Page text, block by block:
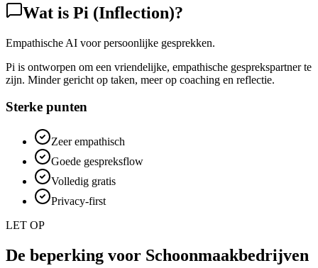
Wat is Pi (Inflection)?
Empathische AI voor persoonlijke gesprekken.
Pi is ontworpen om een vriendelijke, empathische gesprekspartner te
zijn. Minder gericht op taken, meer op coaching en reflectie.
Sterke punten
Zeer empathisch
Goede gespreksflow
Volledig gratis
Privacy-first
LET OP
De beperking voor Schoonmaakbedrijven